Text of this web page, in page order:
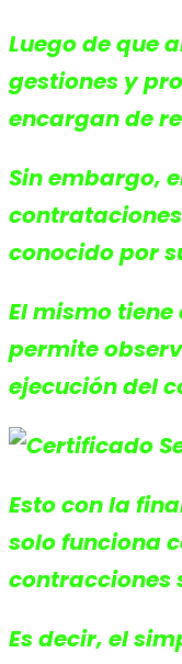
Luego de que
gestiones y
encargan de
Sin embargo,
conocido por
El mismo
permite
ejecución del
Esto con la
solo funciona
contracciones
Es decir, el